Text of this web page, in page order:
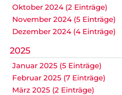
Oktober 2024 (2 Einträge)
November 2024 (5 Einträge)
Dezember 2024 (4 Einträge)
2025
Januar 2025 (5 Einträge)
Februar 2025 (7 Einträge)
März 2025 (2 Einträge)